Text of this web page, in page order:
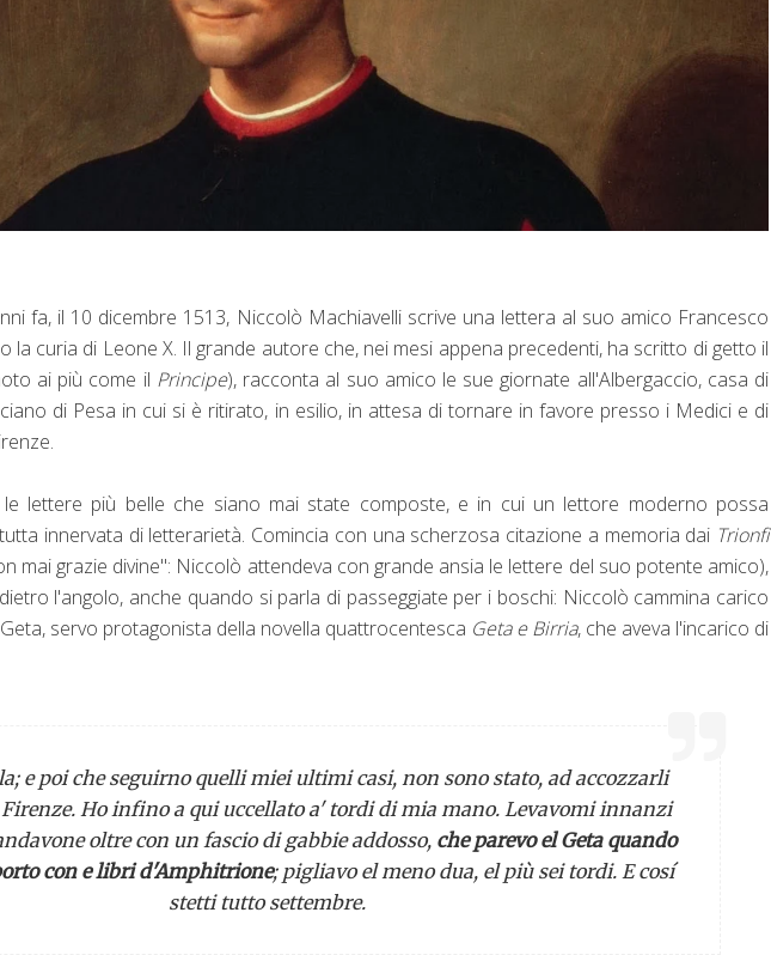
fa, il 10 dicembre 1513, Niccolò Machiavelli scrive una lettera al suo amico Francesco
la curia di Leone X. Il grande autore che, nei mesi appena precedenti, ha scritto di getto il
ai più come il Principe), racconta al suo amico le sue giornate all'Albergaccio, casa di
di Pesa in cui si è ritirato, in esilio, in attesa di tornare in favore presso i Medici e di
lettere più belle che siano mai state composte, e in cui un lettore moderno possa
innervata di letterarietà. Comincia con una scherzosa citazione a memoria dai Trionfi
mai grazie divine": Niccolò attendeva con grande ansia le lettere del suo potente amico),
l'angolo, anche quando si parla di passeggiate per i boschi: Niccolò cammina carico
servo protagonista della novella quattrocentesca Geta e Birria, che aveva l'incarico di
e poi che seguirno quelli miei ultimi casi, non sono stato, ad accozzarli
Ho infino a qui uccellato a' tordi di mia mano. Levavomi innanzi
oltre con un fascio di gabbie addosso, che parevo el Geta quando
con e libri d'Amphitrione; pigliavo el meno dua, el più sei tordi. E cosí
stetti tutto settembre.